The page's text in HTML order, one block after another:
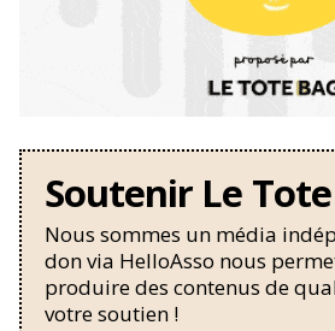
Soutenir Le
Nous sommes un média
don via HelloAsso nous
produire des contenus de
votre soutien !